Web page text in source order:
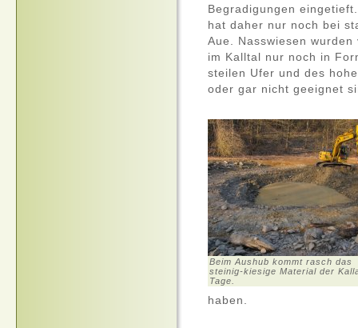
Begradigungen
hat daher nur noch bei
Aue. Nasswiesen
im Kalltal nur noch in
steilen Ufer und des
oder gar nicht geeignet
Beim Aushub kommt rasch das
steinig-kiesige Material der
Tage.
haben.